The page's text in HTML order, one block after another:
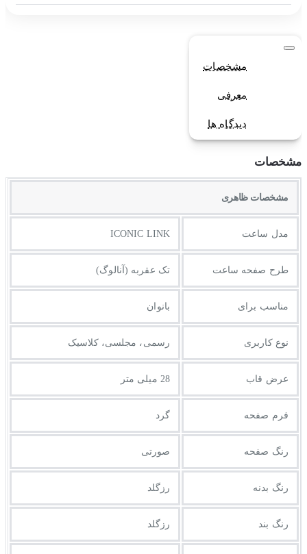
مشخصات
معرفی
دیدگاه ها
مشخصات
مشخصات ظاهری
مدل ساعت ICONIC LINK
طرح صفحه ساعت تک عقربه (آنالوگ)
مناسب برای بانوان
نوع کاربری رسمی، مجلسی، کلاسیک
عرض قاب 28 میلی متر
فرم صفحه گرد
رنگ صفحه صورتی
رنگ بدنه رزگلد
رنگ بند رزگلد